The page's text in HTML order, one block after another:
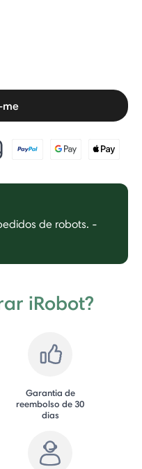
de robots. -
iRobot?
Garantia de
reembolso de 30
dias